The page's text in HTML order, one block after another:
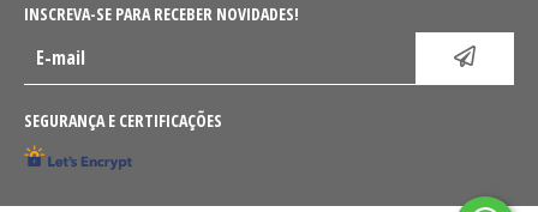
INSCREVA-SE PARA RECEBER NOVIDADES!
SEGURANÇA E CERTIFICAÇÕES